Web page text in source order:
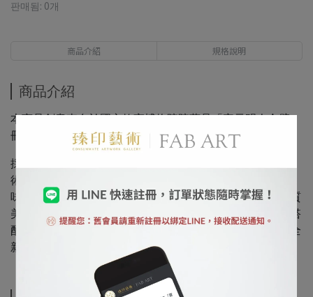
판매됨: 0개
商品介紹 規格說明
商品介紹
本商品創意來自於國立故宮博物院院藏品「宋元明人合璧
冊 宋徽宗 茶花綬鳥」
採用經典畫作原媒材（絹布/宣紙）及擬真度高達99.99%藝
術微噴Giclée完美呈現古典之美。為突顯古典冊頁的獨特韻
味，每件商品精心包裝於信封形式封緘中。紙材選用高品質
美術紙，加上霧面燙金工藝，既沉穩內斂又充滿時尚感。搭
配上中英日多語言商品保證卡。每個細節都讓經典畫作以全
新的面貌與您相遇！